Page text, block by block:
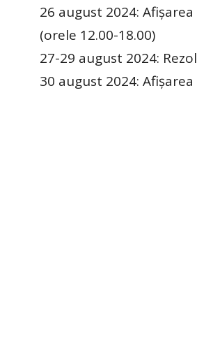
26 august 2024:
(orele 12.00-18.00)
27-29 august 2024:
30 august 2024: